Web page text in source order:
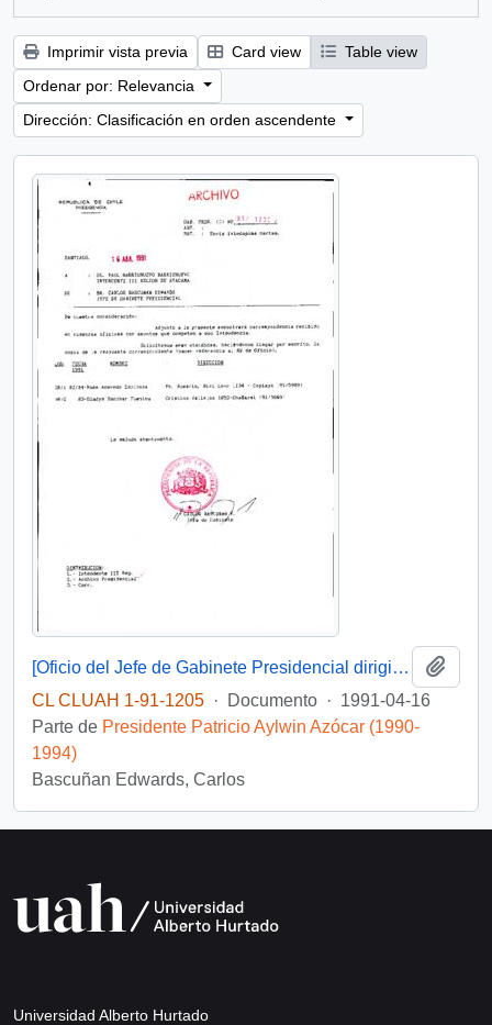
Imprimir vista previa Card view
Table view
Ordenar por: Relevancia
Dirección: Clasificación en orden ascendente
[Oficio del Jefe de Gabinete Presidencial dirigido al Intendente de la III Región de Atacama, Sr. Raúl Barrionuevo]
CL CLUAH 1-91-1205 · Documento · 1991-04-16
Parte de Presidente Patricio Aylwin Azócar (1990-
1994)
Bascuñan Edwards, Carlos
Universidad Alberto Hurtado